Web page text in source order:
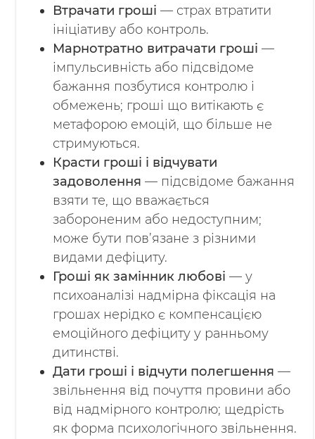
Втрачати гроші — страх втратити
ініціативу або контроль.
Марнотратно витрачати гроші —
імпульсивність або підсвідоме
бажання позбутися контролю і
обмежень; гроші що витікають є
метафорою емоцій, що більше не
стримуються.
Красти гроші і відчувати
задоволення — підсвідоме бажання
взяти те, що вважається
забороненим або недоступним;
може бути пов’язане з різними
видами дефіциту.
Гроші як замінник любові — у
психоаналізі надмірна фіксація на
грошах нерідко є компенсацією
емоційного дефіциту у ранньому
дитинстві.
Дати гроші і відчути полегшення —
звільнення від почуття провини або
від надмірного контролю; щедрість
як форма психологічного звільнення.